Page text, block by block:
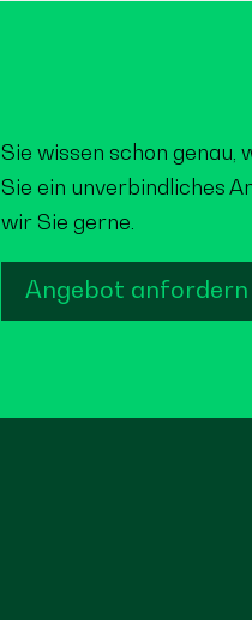
Sie wissen schon genau,
Sie ein unverbindliches
wir Sie gerne.
Angebot anfordern